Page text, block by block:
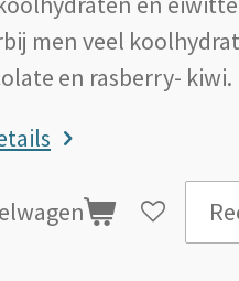
men veel
en rasberry- kiwi.